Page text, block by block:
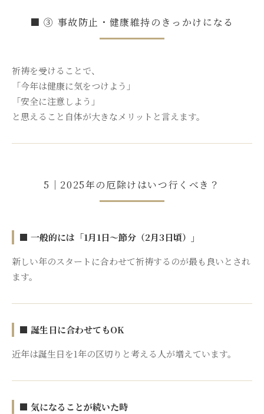
■ ③ 事故防止・健康維持のきっかけになる
祈祷を受けることで、
「今年は健康に気をつけよう」
「安全に注意しよう」
と思えること自体が大きなメリットと言えます。
5｜2025年の厄除けはいつ行くべき？
■ 一般的には「1月1日〜節分（2月3日頃）」
新しい年のスタートに合わせて祈祷するのが最も良いとされ
ます。
■ 誕生日に合わせてもOK
近年は誕生日を1年の区切りと考える人が増えています。
■ 気になることが続いた時